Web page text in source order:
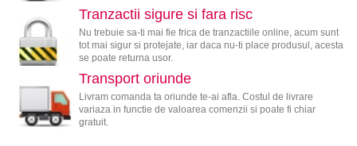
Tranzactii sigure si fara risc
Nu trebuie sa-ti mai fie frica de tranzactiile online, acum sunt
tot mai sigur si protejate, iar daca nu-ti place produsul, acesta
se poate returna usor.
Transport oriunde
Livram comanda ta oriunde te-ai afla. Costul de livrare
variaza in functie de valoarea comenzii si poate fi chiar
gratuit.